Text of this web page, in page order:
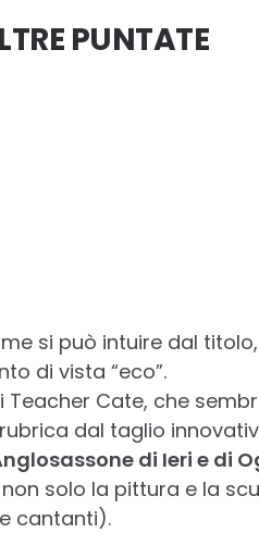
PUNTATE
si può intuire dal
di vista “eco”.
Teacher Cate, che
dal taglio
di Ieri e di
non solo la pittura e la
cantanti).